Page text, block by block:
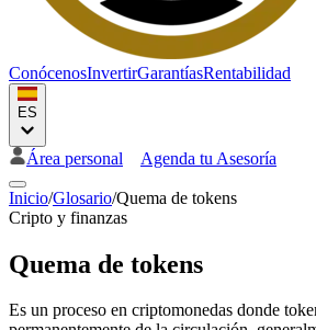
ConócenosInvertirGarantíasRentabilidad
ES
Área personal Agenda tu Asesoría
Inicio/Glosario/Quema de tokens
Cripto y finanzas
Quema de tokens
Es un proceso en criptomonedas donde